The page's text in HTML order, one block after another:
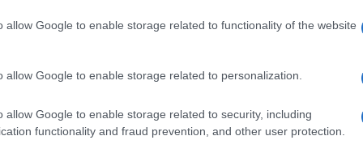
allow Google to enable storage related to functionality of the website
allow Google to enable storage related to personalization.
allow Google to enable storage related to security, including
functionality and fraud prevention, and other user protection.
un ambiente di 𝐟𝐢𝐝𝐮𝐜𝐢𝐚 𝐞 𝐬𝐢𝐜𝐮𝐫𝐞𝐳𝐳𝐚 per i
che vogliono il meglio per i loro